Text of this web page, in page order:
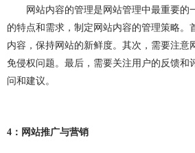
企业做网站 手机网站制作
成都网站建设 成都网站制作
网站建设多少钱
网站内容的管理是网站管理中最重要的
的特点和需求，制定网站内容的管理策略。
内容，保持网站的新鲜度。其次，需要注意
免侵权问题。最后，需要关注用户的反馈和
问和建议。
4 ：网站推广与营销